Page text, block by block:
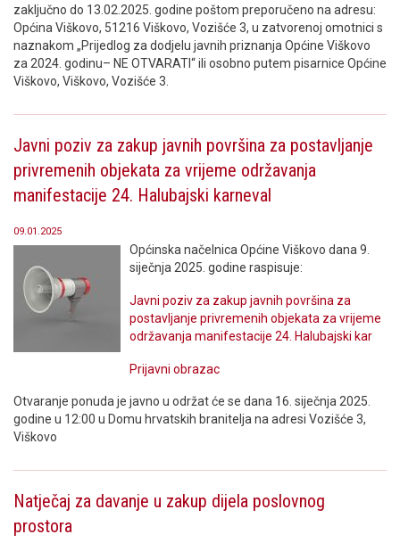
zaključno do 13.02.2025. godine poštom preporučeno na adresu:
Općina Viškovo, 51216 Viškovo, Vozišće 3, u zatvorenoj omotnici s
naznakom „Prijedlog za dodjelu javnih priznanja Općine Viškovo
za 2024. godinu– NE OTVARATI“ ili osobno putem pisarnice Općine
Viškovo, Viškovo, Vozišće 3.
Javni poziv za zakup javnih površina za postavljanje
privremenih objekata za vrijeme održavanja
manifestacije 24. Halubajski karneval
09.01.2025
Općinska načelnica Općine Viškovo dana 9.
siječnja 2025. godine raspisuje:
Javni poziv za zakup javnih površina za
postavljanje privremenih objekata za vrijeme
održavanja manifestacije 24. Halubajski kar
Prijavni obrazac
Otvaranje ponuda je javno u održat će se dana 16. siječnja 2025.
godine u 12:00 u Domu hrvatskih branitelja na adresi Vozišće 3,
Viškovo
Natječaj za davanje u zakup dijela poslovnog
prostora